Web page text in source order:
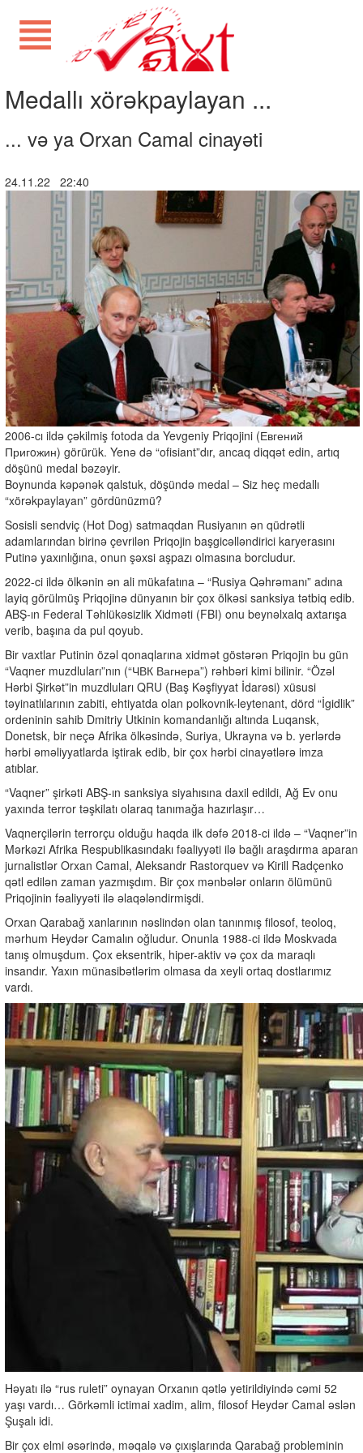
Medallı xörəkpaylayan ...
... və ya Orxan Camal cinayəti
24.11.22 22:40
2006-cı ildə çəkilmiş fotoda da Yevgeniy Priqojini (Евгений
Пригoжин) görürük. Yenə də “ofisiant”dır, ancaq diqqət edin, artıq
döşünü medal bəzəyir.
Boynunda kəpənək qalstuk, döşündə medal – Siz heç medallı
“xörəkpaylayan” gördünüzmü?
Sosisli sendviç (Hot Dog) satmaqdan Rusiyanın ən qüdrətli
adamlarından birinə çevrilən Priqojin başgicəlləndirici karyerasını
Putinə yaxınlığına, onun şəxsi aşpazı olmasına borcludur.
2022-ci ildə ölkənin ən ali mükafatına – “Rusiya Qəhrəmanı” adına
layiq görülmüş Priqojinə dünyanın bir çox ölkəsi sanksiya tətbiq edib.
ABŞ-ın Federal Təhlükəsizlik Xidməti (FBI) onu beynəlxalq axtarışa
verib, başına da pul qoyub.
Bir vaxtlar Putinin özəl qonaqlarına xidmət göstərən Priqojin bu gün
“Vaqner muzdluları”nın (“ЧВК Вагнера”) rəhbəri kimi bilinir. “Özəl
Hərbi Şirkət”in muzdluları QRU (Baş Kəşfiyyat İdarəsi) xüsusi
təyinatlılarının zabiti, ehtiyatda olan polkovnik-leytenant, dörd “İgidlik”
ordeninin sahib Dmitriy Utkinin komandanlığı altında Luqansk,
Donetsk, bir neçə Afrika ölkəsində, Suriya, Ukrayna və b. yerlərdə
hərbi əməliyyatlarda iştirak edib, bir çox hərbi cinayətlərə imza
atıblar.
“Vaqner” şirkəti ABŞ-ın sanksiya siyahısına daxil edildi, Ağ Ev onu
yaxında terror təşkilatı olaraq tanımağa hazırlaşır…
Vaqnerçilərin terrorçu olduğu haqda ilk dəfə 2018-ci ildə – “Vaqner”in
Mərkəzi Afrika Respublikasındakı fəaliyyəti ilə bağlı araşdırma aparan
jurnalistlər Orxan Camal, Aleksandr Rastorquev və Kirill Radçenko
qətl edilən zaman yazmışdım. Bir çox mənbələr onların ölümünü
Priqojinin fəaliyyəti ilə əlaqələndirmişdi.
Orxan Qarabağ xanlarının nəslindən olan tanınmış filosof, teoloq,
mərhum Heydər Camalın oğludur. Onunla 1988-ci ildə Moskvada
tanış olmuşdum. Çox eksentrik, hiper-aktiv və çox da maraqlı
insandır. Yaxın münasibətlərim olmasa da xeyli ortaq dostlarımız
vardı.
Həyatı ilə “rus ruleti” oynayan Orxanın qətlə yetirildiyində cəmi 52
yaşı vardı… Görkəmli ictimai xadim, alim, filosof Heydər Camal əslən
Şuşalı idi.
Bir çox elmi əsərində, məqalə və çıxışlarında Qarabağ probleminin